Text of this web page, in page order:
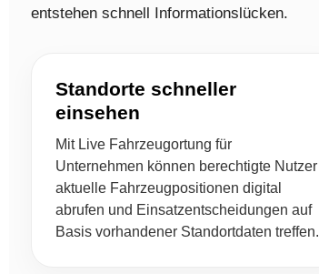
entstehen schnell Informationslücken.
Standorte schneller
einsehen
Mit Live Fahrzeugortung für
Unternehmen können berechtigte Nutzer
aktuelle Fahrzeugpositionen digital
abrufen und Einsatzentscheidungen auf
Basis vorhandener Standortdaten treffen.